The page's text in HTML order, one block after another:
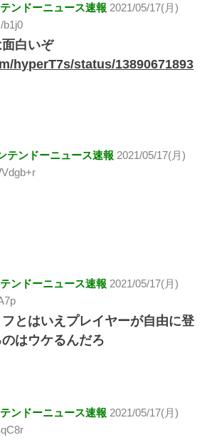
ンドーニュース速報 2021/05/17(月)
b1j0
白いぞ
hyperT7s/status/13890671893
テンドーニュース速報 2021/05/17(月)
ンドーニュース速報 2021/05/17(月)
とはいえプレイヤーが自由に登
はウケるんだろ
ンドーニュース速報 2021/05/17(月)